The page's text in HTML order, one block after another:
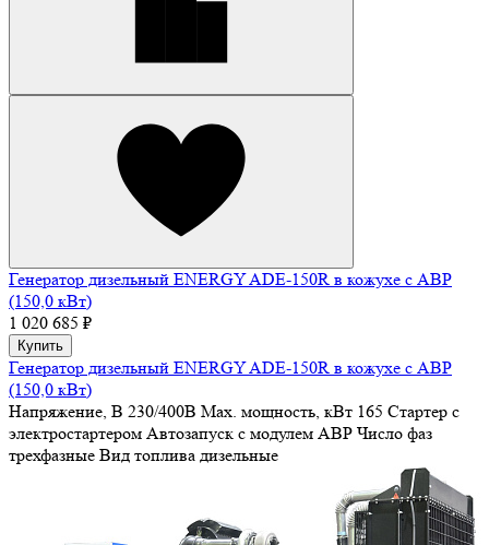
Генератор дизельный ENERGY ADE-150R в кожухе с АВР
(150,0 кВт)
1 020 685 ₽
Купить
Генератор дизельный ENERGY ADE-150R в кожухе с АВР
(150,0 кВт)
Напряжение, В 230/400В Max. мощность, кВт 165 Стартер с
электростартером Автозапуск с модулем АВР Число фаз
трехфазные Вид топлива дизельные